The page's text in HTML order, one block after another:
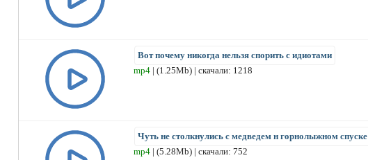
Вот почему никогда нельзя спорить с идиотами
mp4 | (1.25Mb) | скачали: 1218
Чуть не столкнулись с медведем н горнолыжном спуске
mp4 | (5.28Mb) | скачали: 752